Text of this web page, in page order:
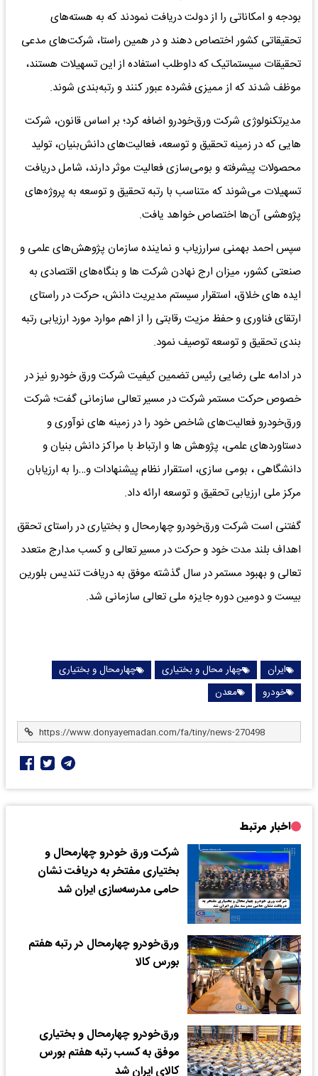
بودجه و امکاناتی را از دولت دریافت نمودند که به هسته‌های
تحقیقاتی کشور اختصاص دهند و در همین راستا، شرکت‌های مدعی
تحقیقات سیستماتیک که داوطلب استفاده از این تسهیلات هستند،
موظف شدند که از ممیزی فشرده عبور کنند و رتبه‌بندی شوند.
مدیرتکنولوژی شرکت ورق‌خودرو اضافه کرد؛ بر اساس قانون، شرکت‌
هایی که در زمینه تحقیق و توسعه، فعالیت‌های دانش‌بنیان، تولید
محصولات پیشرفته و بومی‌سازی فعالیت موثر دارند، شامل دریافت
تسهیلات می‌شوند که متناسب با رتبه تحقیق و توسعه به پروژه‌های
پژوهشی آن‌ها اختصاص خواهد یافت.
سپس احمد بهمنی سرارزیاب و نماینده سازمان پژوهش‌های علمی و
صنعتی کشور، میزان ارج نهادن شرکت ها و بنگاه‌های اقتصادی به
ایده های خلاق، استقرار سیستم مدیریت دانش، حرکت در راستای
ارتقای فناوری و حفظ مزیت رقابتی را از اهم موارد مورد ارزیابی رتبه
بندی تحقیق و توسعه توصیف نمود.
در ادامه علی رضایی رئیس تضمین کیفیت شرکت ورق خودرو نیز در
خصوص حرکت مستمر شرکت در مسیر تعالی سازمانی گفت؛ شرکت
ورق‌خودرو فعالیت‌های شاخص خود را در زمینه های نوآوری و
دستاوردهای علمی، پژوهش ها و ارتباط با مراکز دانش بنیان و
دانشگاهی ، بومی سازی، استقرار نظام پیشنهادات و…را به ارزیابان
مرکز ملی ارزیابی تحقیق و توسعه ارائه داد.
گفتنی است شرکت ورق‌خودرو چهارمحال و بختیاری در راستای تحقق
اهداف بلند مدت خود و حرکت در مسیر تعالی و کسب مدارج متعدد
تعالی و بهبود مستمر در سال گذشته موفق به دریافت تندیس بلورین
بیست و دومین دوره جایزه ملی تعالی سازمانی شد.
ایران چهار محال و بختیاری
چهارمحال و بختیاری
خودرو
معدن
اخبار مرتبط
شرکت ورق خودرو چهارمحال و
بختیاری مفتخر به دریافت نشان
حامی مدرسه‌سازی ایران شد
ورق‌خودرو چهارمحال در رتبه هفتم
بورس کالا
ورق‌خودرو چهارمحال و بختیاری
موفق به کسب رتبه هفتم بورس
کالای ایران شد